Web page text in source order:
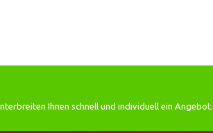
Ihnen schnell und individuell ein Angebot.